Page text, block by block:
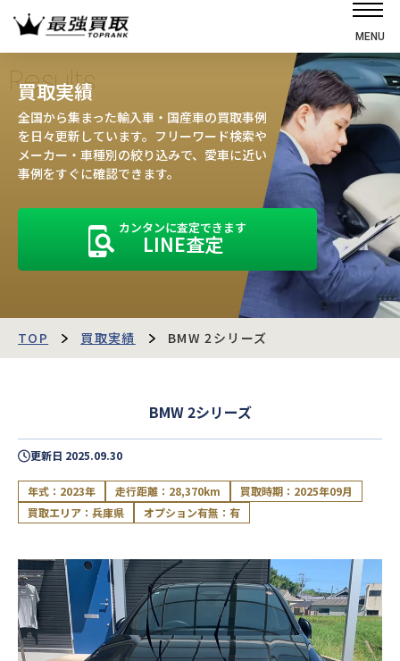
MENU
選ばれる理由
高価買取の仕組み
売却の流れ
お客様の声
運営会社
最強買取マガジン
Results
買取実績
全国から集まった輸入車・国産車の買取事例
を日々更新しています。フリーワード検索や
メーカー・車種別の絞り込みで、愛車に近い
事例をすぐに確認できます。
カンタンに査定できます
LINE査定
TOP 買取実績 BMW 2シリーズ
BMW 2シリーズ
更新日 2025.09.30
年式：2023年 走行距離：28,370km
買取時期：2025年09月
買取エリア：兵庫県
オプション有無：有